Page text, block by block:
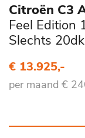
Citroën C3
Feel Edition
Slechts
€ 13.925,-
per maand €